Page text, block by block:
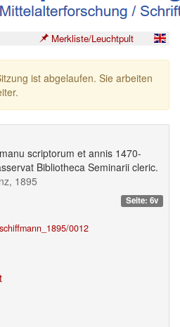
Merkliste/Leuchtpult
ist abgelaufen. Sie arbeiten
scriptorum et annis 1470-
Bibliotheca Seminarii cleric.
1895
Seite: 6v
0012